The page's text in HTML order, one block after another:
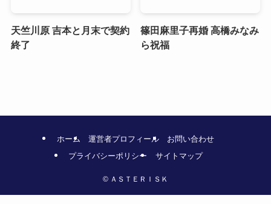
天竺川原 吉本と月末で契約
終了
篠田麻里子再婚 高橋みなみ
ら祝福
ホーム 運営者プロフィール
お問い合わせ
プライバシーポリシー
サイトマップ
© ＡＳＴＥＲＩＳＫ